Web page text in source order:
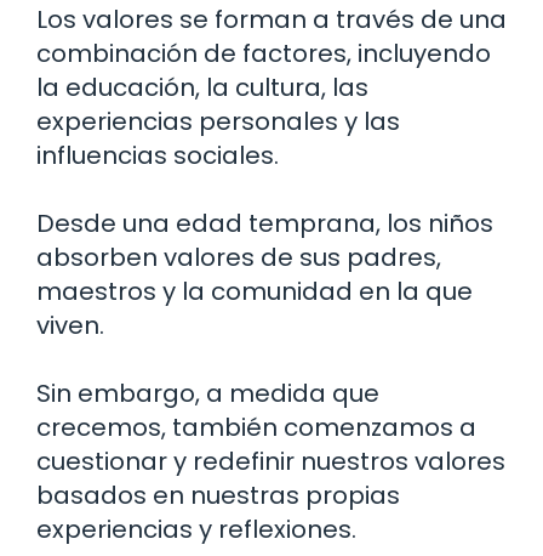
Los valores se forman a través de una
combinación de factores, incluyendo
la educación, la cultura, las
experiencias personales y las
influencias sociales.
Desde una edad temprana, los niños
absorben valores de sus padres,
maestros y la comunidad en la que
viven.
Sin embargo, a medida que
crecemos, también comenzamos a
cuestionar y redefinir nuestros valores
basados en nuestras propias
experiencias y reflexiones.